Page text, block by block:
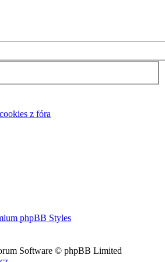
z fóra
phpBB Styles
Software © phpBB Limited